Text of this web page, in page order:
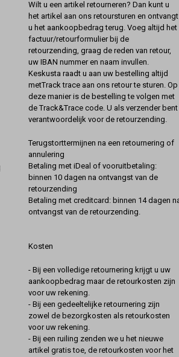
Wilt u een artikel retourneren? Dan kunt u
het artikel aan ons retoursturen en ontvangt
u het aankoopbedrag terug. Voeg altijd het
factuur/retourformulier bij de
retourzending, graag de reden van retour,
uw IBAN nummer en naam invullen.
Keskusta raadt u aan uw bestelling altijd
metTrack trace aan ons retour te sturen. Op
deze manier is de bestelling te volgen met
de Track&Trace code. U als verzender bent
verantwoordelijk voor de retourzending.
Terugstorttermijnen na een retournering of
annulering
Betaling met iDeal of vooruitbetaling:
binnen 10 dagen na ontvangst van de
retourzending
Betaling met creditcard: binnen 14 dagen
ontvangst van de retourzending.
Kosten
- Bij een volledige retournering krijgt u uw
aankoopbedrag maar de retourkosten zijn
voor uw rekening.
- Bij een gedeeltelijke retournering zijn
zowel de bezorgkosten als retourkosten
voor uw rekening.
- Bij een ruiling zenden we u het nieuwe
artikel gratis toe, de retourkosten voor het